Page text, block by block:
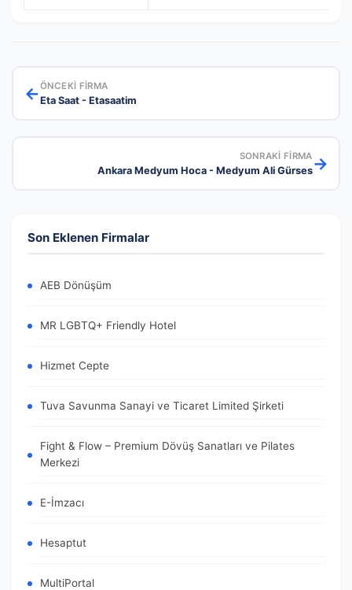
←ÖNCEKI FIRMA
Eta Saat - Etasaatim
SONRAKI FIRMA
Ankara Medyum Hoca - Medyum Ali Gürses→
Son Eklenen Firmalar
AEB Dönüşüm
MR LGBTQ+ Friendly Hotel
Hizmet Cepte
Tuva Savunma Sanayi ve Ticaret Limited Şirketi
Fight & Flow – Premium Dövüş Sanatları ve Pilates
Merkezi
E-İmzacı
Hesaptut
MultiPortal